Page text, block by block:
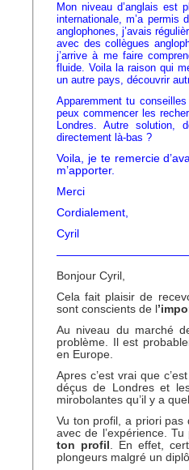
Mon niveau d’anglais est
internationale, m’a permis
anglophones, j’avais
avec des collègues
j’arrive à me faire
fluide. Voila la raison qui
un autre pays, découvrir
Apparemment tu
peux commencer les
Londres. Autre solution,
directement là-bas ?
Voila, je te remercie
m’apporter.
Merci
Cordialement,
Cyril
Bonjour Cyril,
Cela fait plaisir de
sont conscients de l
Au niveau du marché
problème. Il est
en Europe.
Apres c’est vrai que
déçus de Londres et
mirobolantes qu’il y a
Vu ton profil, a priori pas
avec de l’expérience. Tu
ton profil . En effet,
plongeurs malgré un